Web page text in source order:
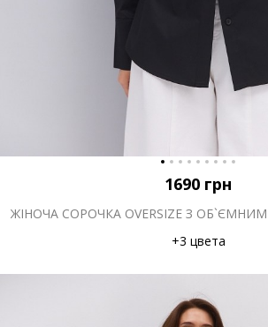
1690 грн
+3 цвета